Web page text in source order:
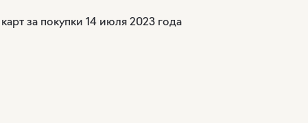
за покупки 14 июля 2023 года